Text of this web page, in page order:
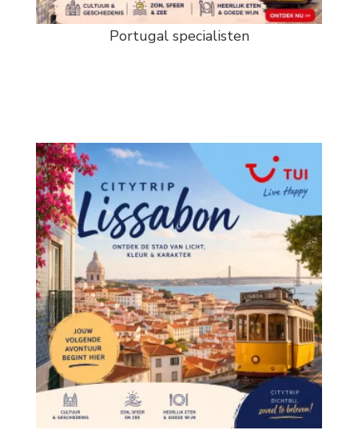
Portugal specialisten